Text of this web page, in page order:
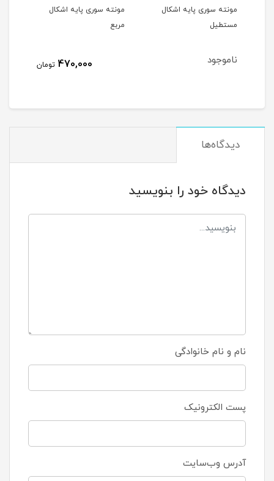
مونته سوری پایه اشکال
مستطیل
ناموجود
مونته سوری پایه اشکال
مربع
470,000 تومان
دیدگاه‌ها
دیدگاه خود را بنویسید
نام و نام خانوادگی
پست الکترونیک
آدرس وب‌سایت